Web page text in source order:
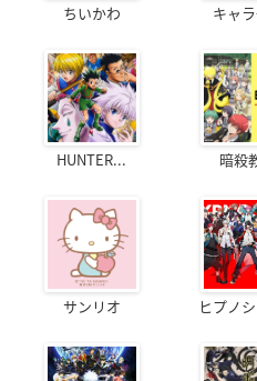
ちいかわ キャ
HUNTER... 暗殺
サンリオ ヒプノ